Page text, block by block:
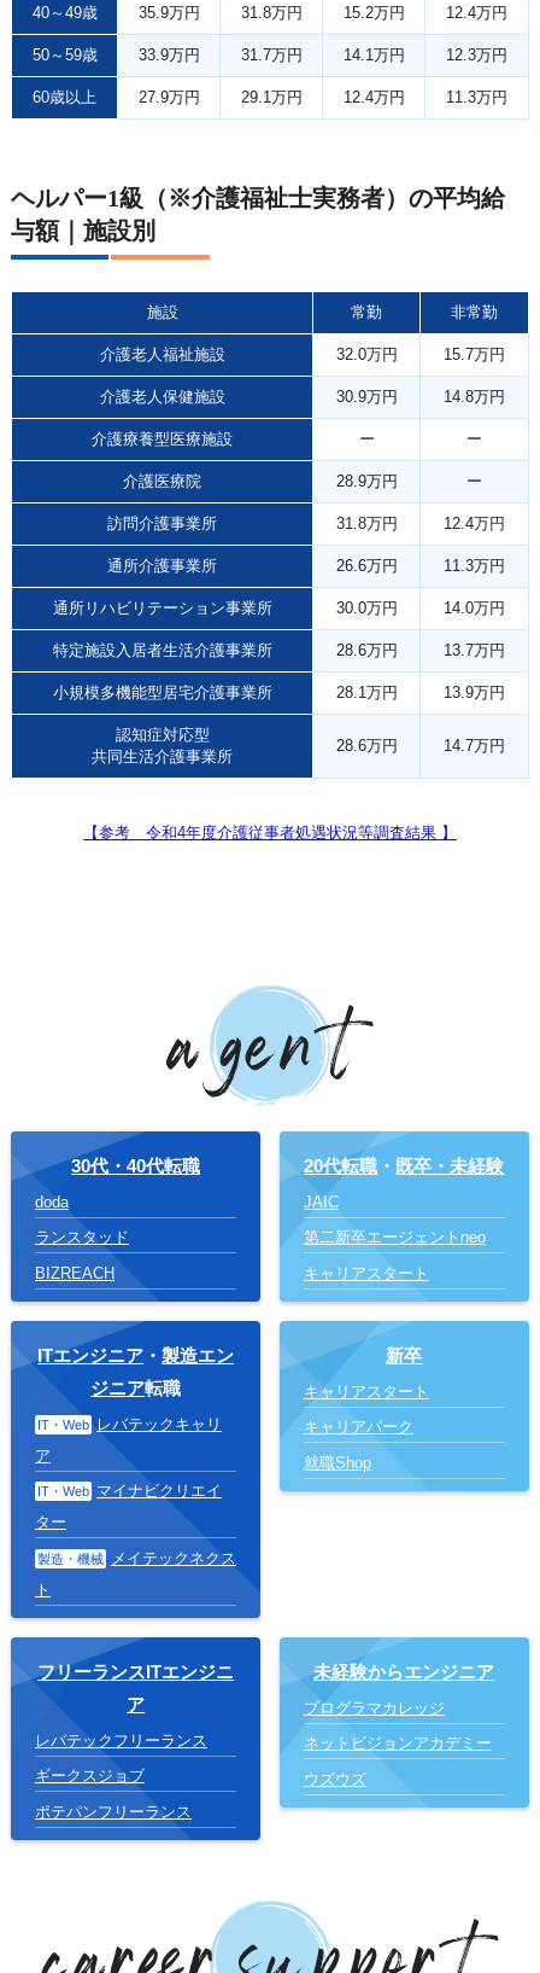
40～49歳 35.9万円 31.8万円 15.2万円 12.4万円
50～59歳 33.9万円 31.7万円 14.1万円 12.3万円
60歳以上 27.9万円 29.1万円 12.4万円 11.3万円
ヘルパー1級（※介護福祉士実務者）の平均給
与額｜施設別
施設 常勤 非常勤
介護老人福祉施設 32.0万円 15.7万円
介護老人保健施設 30.9万円 14.8万円
介護療養型医療施設 ー ー
介護医療院 28.9万円 ー
訪問介護事業所 31.8万円 12.4万円
通所介護事業所 26.6万円 11.3万円
通所リハビリテーション事業所 30.0万円 14.0万円
特定施設入居者生活介護事業所 28.6万円 13.7万円
小規模多機能型居宅介護事業所 28.1万円 13.9万円
認知症対応型
共同生活介護事業所
28.6万円 14.7万円
【参考 令和4年度介護従事者処遇状況等調査結果 】
30代・40代転職
doda
ランスタッド
BIZREACH
20代転職 ・ 既卒・未経験
JAIC
第二新卒エージェントneo
キャリアスタート
ITエンジニア ・製造エン
ジニア転職
IT・Web
レバテックキャリ
ア
IT・Web マイナビクリエイ
ター
製造・機械
メイテックネクス
ト
新卒
キャリアスタート
キャリアパーク
就職Shop
フリーランスITエンジニ
ア
レバテックフリーランス
ギークスジョブ
ポテパンフリーランス
未経験からエンジニア
プログラマカレッジ
ネットビジョンアカデミー
ウズウズ